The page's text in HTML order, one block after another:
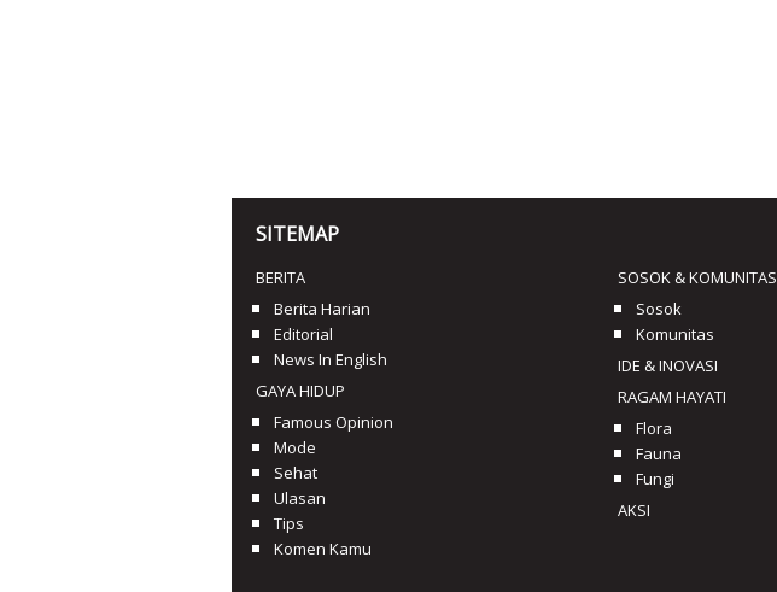
SITEMAP
BERITA
Berita Harian
Editorial
News In English
GAYA HIDUP
Famous Opinion
Mode
Sehat
Ulasan
Tips
Komen Kamu
SOSOK & KOMUNITAS
Sosok
Komunitas
IDE & INOVASI
RAGAM HAYATI
Flora
Fauna
Fungi
AKSI